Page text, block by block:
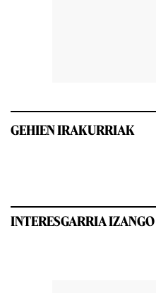
GEHIEN IRAKURRIAK
INTERESGARRIA